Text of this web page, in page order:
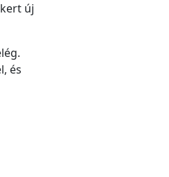
új
és